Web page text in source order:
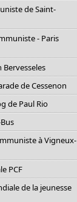
de Saint-
- Paris
Bervesseles
de Cessenon
de Paul Rio
à Vigneux-
PCF
de la jeunesse